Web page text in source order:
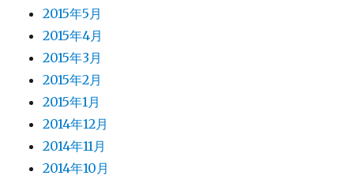
2015年5月
2015年4月
2015年3月
2015年2月
2015年1月
2014年12月
2014年11月
2014年10月